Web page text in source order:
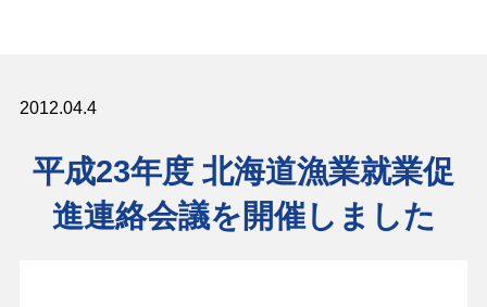
2012.04.4
平成23年度 北海道漁業就業促
進連絡会議を開催しました